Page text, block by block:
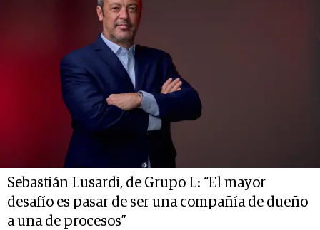
Sebastián Lusardi, de Grupo L: “El mayor
desafío es pasar de ser una compañía de dueño
a una de procesos”